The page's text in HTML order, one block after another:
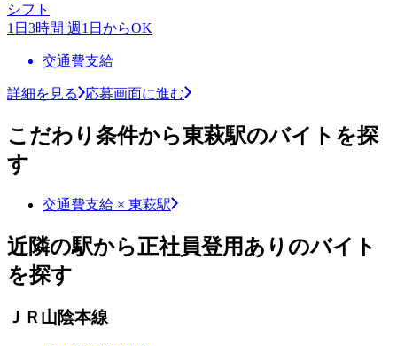
シフト
1日3時間 週1日からOK
交通費支給
詳細を見る 応募画面に進む
こだわり条件から東萩駅のバイトを探
す
交通費支給 × 東萩駅
近隣の駅から正社員登用ありのバイト
を探す
ＪＲ山陰本線